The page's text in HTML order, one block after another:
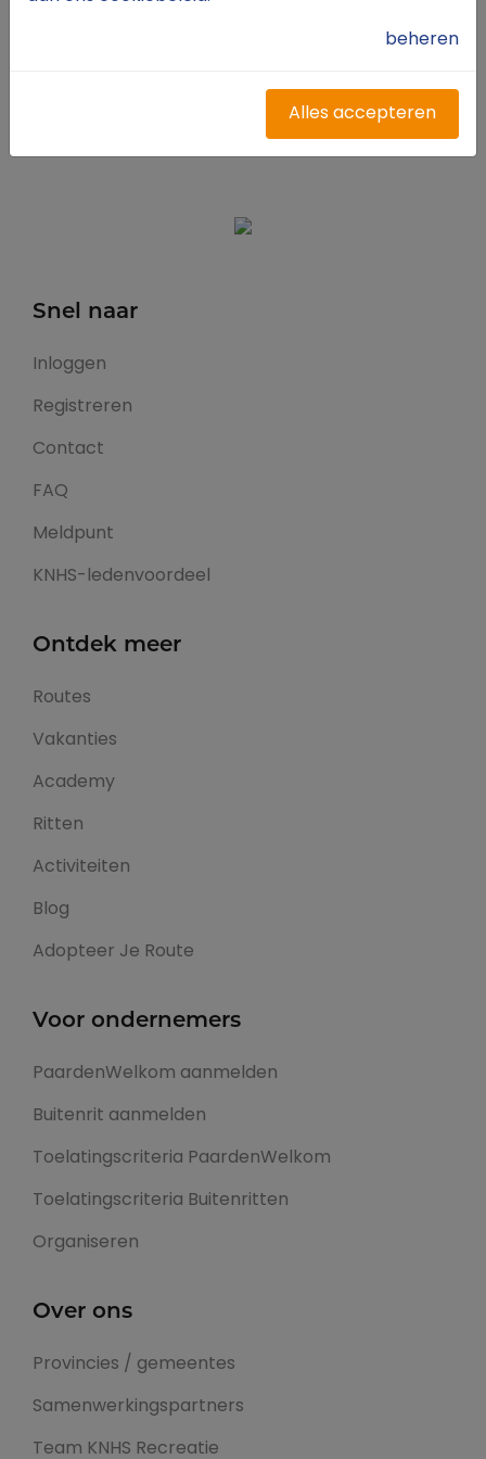
Snel naar
Inloggen
Registreren
Contact
FAQ
Meldpunt
KNHS-ledenvoordeel
Ontdek meer
Routes
Vakanties
Academy
Ritten
Activiteiten
Blog
Adopteer Je Route
Voor ondernemers
PaardenWelkom aanmelden
Buitenrit aanmelden
Toelatingscriteria PaardenWelkom
Toelatingscriteria Buitenritten
Organiseren
Over ons
Provincies / gemeentes
Samenwerkingspartners
Team KNHS Recreatie
beheren
Alles accepteren